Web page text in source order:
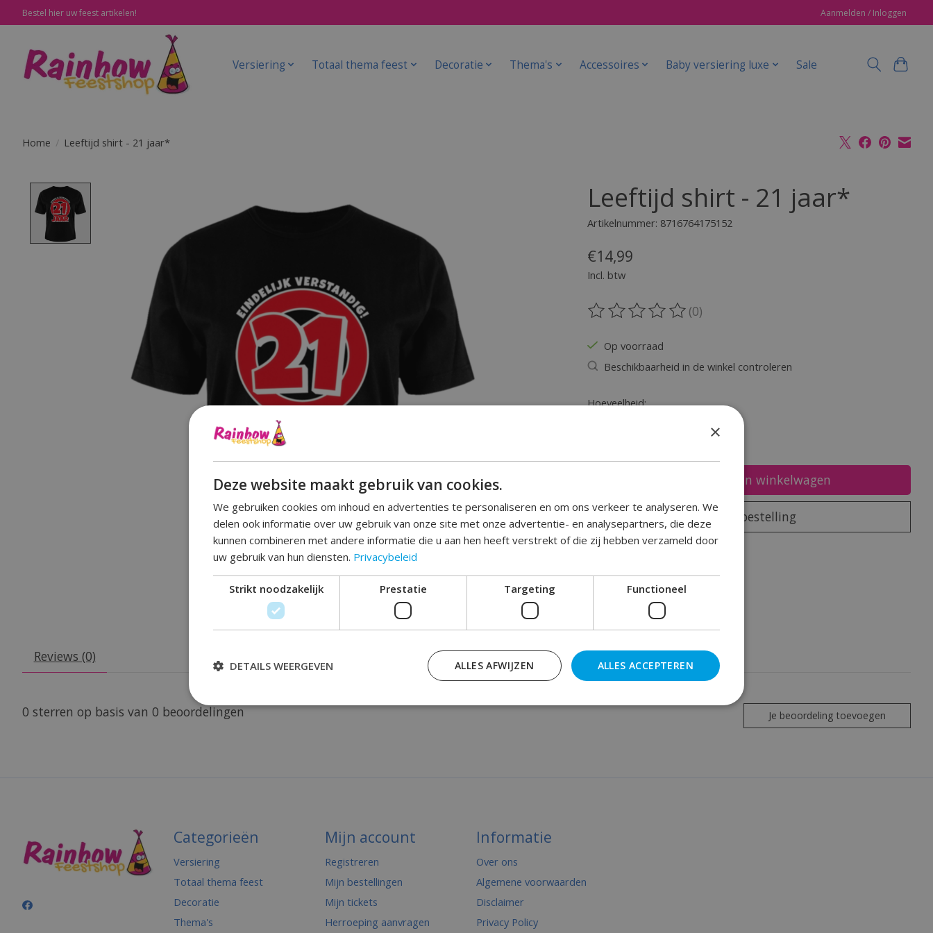
Bestel hier uw feest artikelen! Aanmelden / Inloggen
Versiering Totaal thema feest Decoratie Thema's Accessoires Baby versiering luxe Sale
Home / Leeftijd shirt - 21 jaar*
Leeftijd shirt - 21 jaar*
Artikelnummer: 8716764175152
€14,99
Incl. btw
De beoordeling van dit product is
(0)
Op voorraad
Beschikbaarheid in de winkel controleren
Hoeveelheid:
Toevoegen aan winkelwagen
Plaats bestelling
Toevoegen om te vergelijken
Reviews (0)
0 sterren op basis van 0 beoordelingen Je beoordeling toevoegen
Categorieën
Versiering
Totaal thema feest
Decoratie
Thema's
Mijn account
Registreren
Mijn bestellingen
Mijn tickets
Herroeping aanvragen
Informatie
Over ons
Algemene voorwaarden
Disclaimer
Privacy Policy
×
Deze website maakt gebruik van cookies.
We gebruiken cookies om inhoud en advertenties te personaliseren en om ons verkeer te analyseren. We
delen ook informatie over uw gebruik van onze site met onze advertentie- en analysepartners, die deze
kunnen combineren met andere informatie die u aan hen heeft verstrekt of die zij hebben verzameld door
uw gebruik van hun diensten. Privacybeleid
Strikt noodzakelijk Prestatie Targeting Functioneel
ALLES ACCEPTEREN
ALLES AFWIJZEN
DETAILS WEERGEVEN